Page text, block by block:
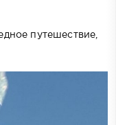
путешествие,